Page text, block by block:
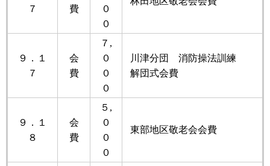
７
費
０
０
９．１
７
会
費
７,
０
０
０
川津分団 消防操法訓練
解団式会費
９．１
８
会
費
５,
０
０
０
東部地区敬老会会費